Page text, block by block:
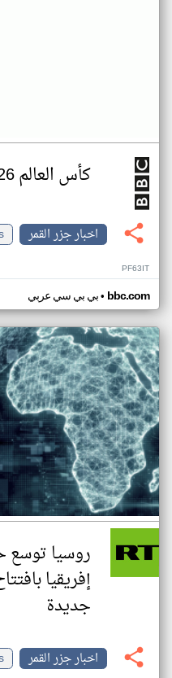
كأس العالم 2026
اخبار جزر القمر
PF63IT
بي بي سي عربي• bbc.com
روسيا توسع
جديدة
اخبار جزر القمر